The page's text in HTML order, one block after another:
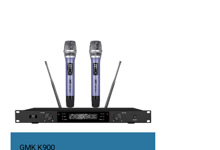
GMK K900